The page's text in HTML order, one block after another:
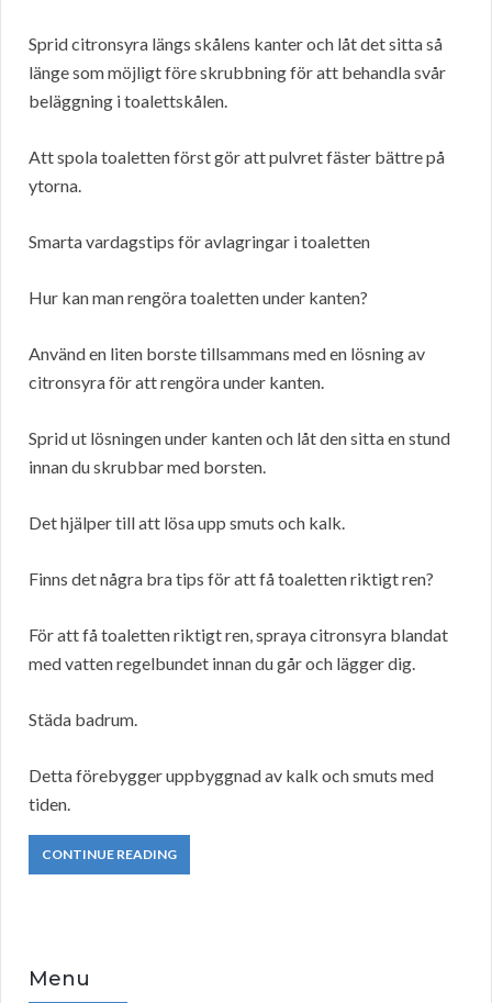
Sprid citronsyra längs skålens kanter och låt det sitta så
länge som möjligt före skrubbning för att behandla svår
beläggning i toalettskålen.
Att spola toaletten först gör att pulvret fäster bättre på
ytorna.
Smarta vardagstips för avlagringar i toaletten
Hur kan man rengöra toaletten under kanten?
Använd en liten borste tillsammans med en lösning av
citronsyra för att rengöra under kanten.
Sprid ut lösningen under kanten och låt den sitta en stund
innan du skrubbar med borsten.
Det hjälper till att lösa upp smuts och kalk.
Finns det några bra tips för att få toaletten riktigt ren?
För att få toaletten riktigt ren, spraya citronsyra blandat
med vatten regelbundet innan du går och lägger dig.
Städa badrum.
Detta förebygger uppbyggnad av kalk och smuts med
tiden.
CONTINUE READING
Menu